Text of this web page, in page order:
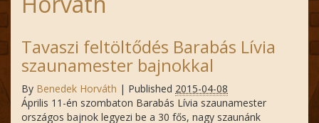
Tavaszi feltöltődés Barabás Lívia
szaunamester bajnokkal
By Benedek Horváth | Published 2015-04-08
Április 11-én szombaton Barabás Lívia szaunamester
országos bajnok legyezi be a 30 fős, nagy szaunánk